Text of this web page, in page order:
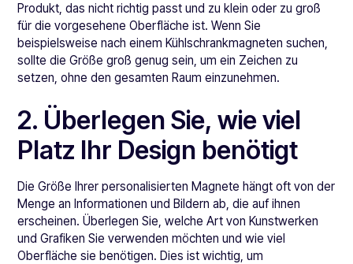
Produkt, das nicht richtig passt und zu klein oder zu groß
für die vorgesehene Oberfläche ist. Wenn Sie
beispielsweise nach einem Kühlschrankmagneten suchen,
sollte die Größe groß genug sein, um ein Zeichen zu
setzen, ohne den gesamten Raum einzunehmen.
2. Überlegen Sie, wie viel
Platz Ihr Design benötigt
Die Größe Ihrer personalisierten Magnete hängt oft von der
Menge an Informationen und Bildern ab, die auf ihnen
erscheinen. Überlegen Sie, welche Art von Kunstwerken
und Grafiken Sie verwenden möchten und wie viel
Oberfläche sie benötigen. Dies ist wichtig, um